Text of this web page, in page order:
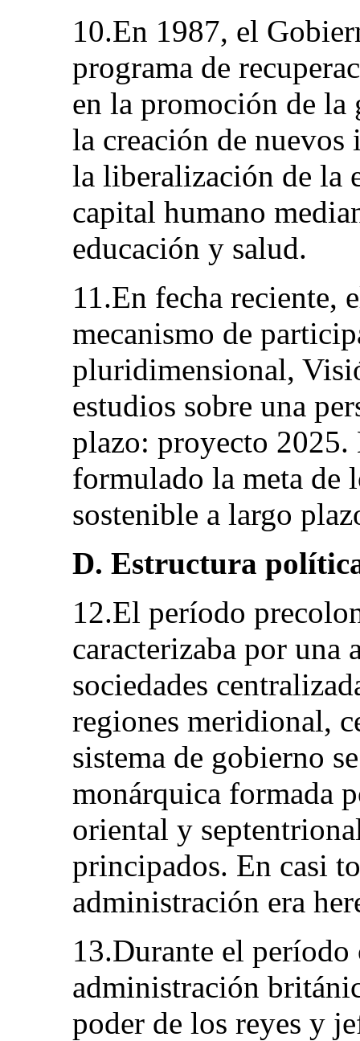
10.En 1987, el
programa de
en la promoción de
la creación de
la liberalización de la
capital humano
educación y salud.
11.En fecha reciente,
mecanismo de
pluridimensional,
estudios sobre una
plazo: proyecto 2025.
formulado la meta de
sostenible a largo
D. Estructura
12.El período
caracterizaba por una
sociedades
regiones meridional,
sistema de gobierno
monárquica formada
oriental y
principados. En casi
administración era
13.Durante el
administración
poder de los reyes y